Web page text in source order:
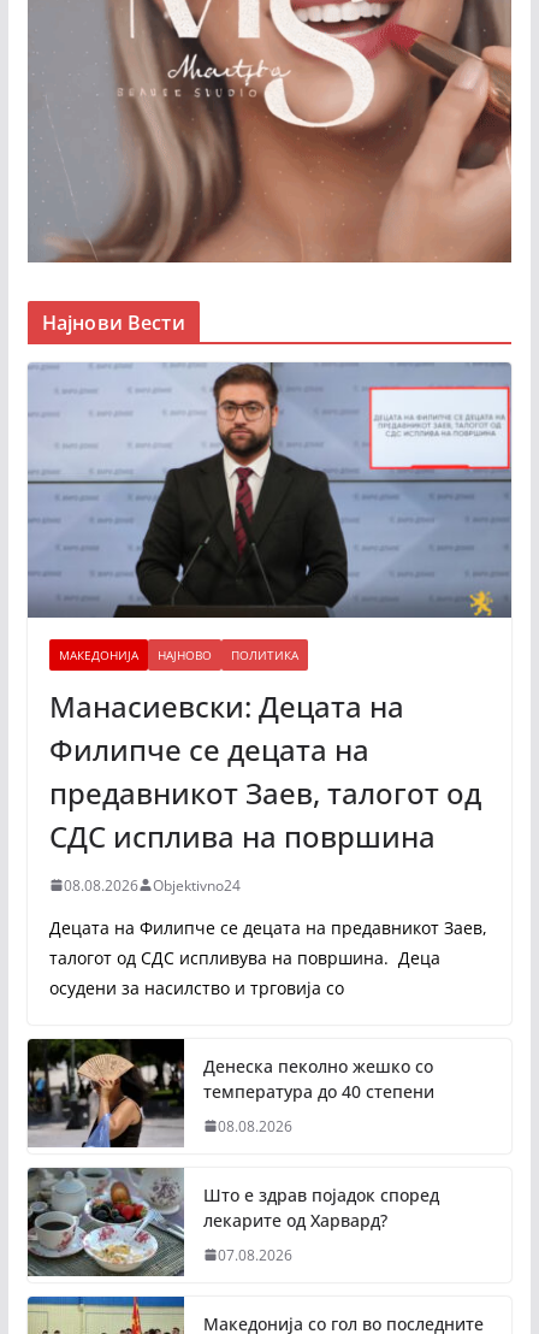
Најнови Вести
МАКЕДОНИЈА НАЈНОВО ПОЛИТИКА
Манасиевски: Децата на
Филипче се децата на
предавникот Заев, талогот од
СДС исплива на површина
08.08.2026 Objektivno24
Децата на Филипче се децата на предавникот Заев,
талогот од СДС испливува на површина. Деца
осудени за насилство и трговија со
Денеска пеколно жешко со
температура до 40 степени
08.08.2026
Што е здрав појадок според
лекарите од Харвард?
07.08.2026
Македонија со гол во последните